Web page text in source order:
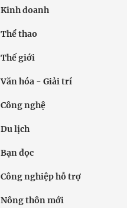
Kinh doanh
Thể thao
Thế giới
Văn hóa - Giải trí
Công nghệ
Du lịch
Bạn đọc
Công nghiệp hỗ trợ
Nông thôn mới